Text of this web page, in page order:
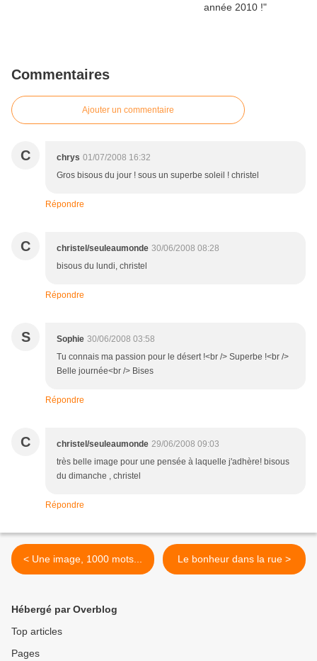
Commentaires
Ajouter un commentaire
C chrys 01/07/2008 16:32
Gros bisous du jour ! sous un superbe soleil ! christel
Répondre
C christel/seuleaumonde 30/06/2008 08:28
bisous du lundi, christel
Répondre
S Sophie 30/06/2008 03:58
Tu connais ma passion pour le désert !<br /> Superbe !<br />
Belle journée<br /> Bises
Répondre
C christel/seuleaumonde 29/06/2008 09:03
très belle image pour une pensée à laquelle j'adhère! bisous
du dimanche , christel
Répondre
< Une image, 1000 mots... Le bonheur dans la rue >
Hébergé par Overblog
Top articles
Pages